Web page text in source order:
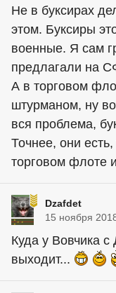
Не в буксирах
этом. Буксиры
военные. Я сам
предлагали на
А в торговом
штурманом, ну
вся проблема,
Точнее, они
торговом флоте
Dzafdet
15 ноября
Куда у Вовчика
выходит...